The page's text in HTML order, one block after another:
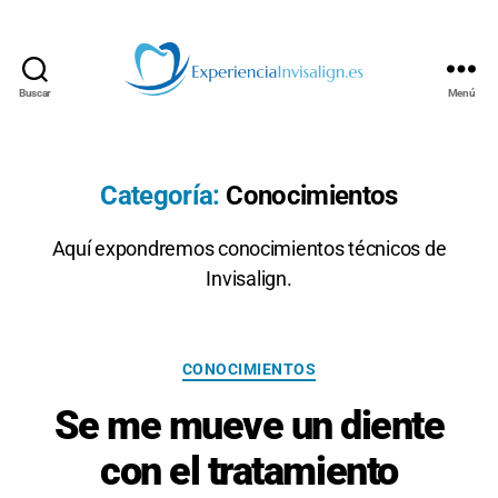
Buscar Menú
Categoría: Conocimientos
Aquí expondremos conocimientos técnicos de
Invisalign.
Categorías
CONOCIMIENTOS
Se me mueve un diente
con el tratamiento